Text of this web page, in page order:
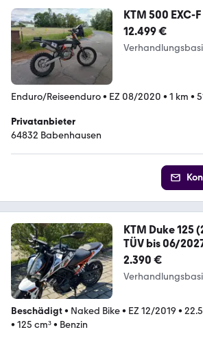
KTM 500 EXC-
12.499 €
Enduro/Reiseenduro• EZ 08/2020 • 1 km •
Privatanbieter
64832 Babenhausen
KTM Duke 125
TÜV bis 06/
2.390 €
Beschädigt• Naked Bike• EZ 12/2019 •
• 125 cm³• Benzin